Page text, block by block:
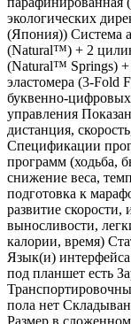
экологических
(Япония)) Система
(Natural™) + 2
(Natural™ Springs)
эластомера (3-Fold
буквенно-
управления
дистанция,
Спецификации
программ (ходьба,
снижение веса,
подготовка к
развитие скорости,
выносливости,
калории, время)
Язык(и)
под планшет есть
пола нет